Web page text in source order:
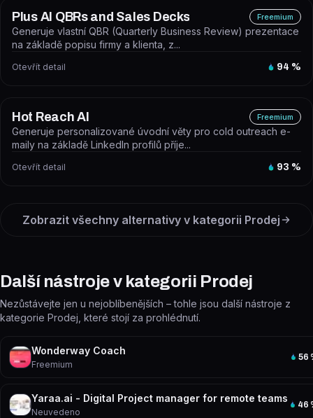
Plus AI QBRs and Sales Decks Freemium
Generuje vlastní QBR (Quarterly Business Review) prezentace
na základě popisu firmy a klienta, z...
Otevřít detail 94 %
Hot Reach AI Freemium
Generuje personalizované úvodní věty pro cold outreach e-
maily na základě LinkedIn profilů příje...
Otevřít detail 93 %
Zobrazit všechny alternativy v kategorii Prodej
Další nástroje v kategorii Prodej
Nezůstávejte jen u nejoblíbenějších – tohle jsou další nástroje z
kategorie Prodej, které stojí za prohlédnutí.
Wonderway Coach
Freemium
56
Yaraa.ai - Digital Project manager for remote teams
Neuvedeno
46